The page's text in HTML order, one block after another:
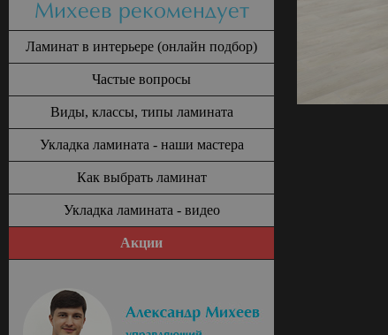
Михеев рекомендует
Ламинат в интерьере (онлайн подбор)
Частые вопросы
Виды, классы, типы ламината
Укладка ламината - наши мастера
Как выбрать ламинат
Укладка ламината - видео
Акции